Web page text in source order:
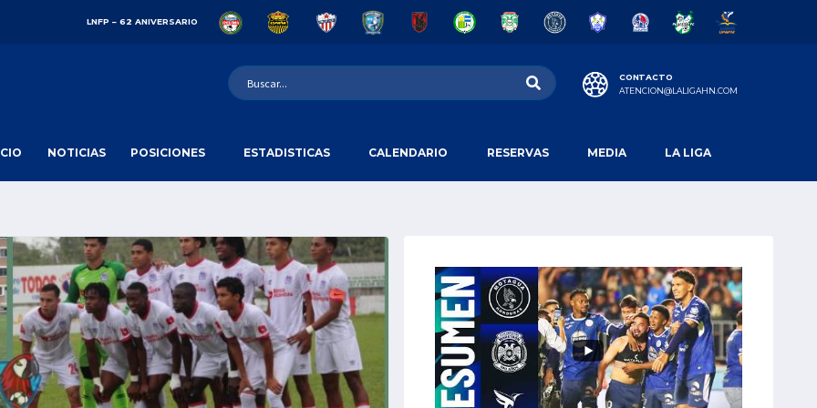
LNFP – 62 ANIVERSARIO
CONTACTO
ATENCION@LALIGAHN.COM
NOTICIAS POSICIONES ESTADISTICAS CALENDARIO RESERVAS MEDIA LA LIGA